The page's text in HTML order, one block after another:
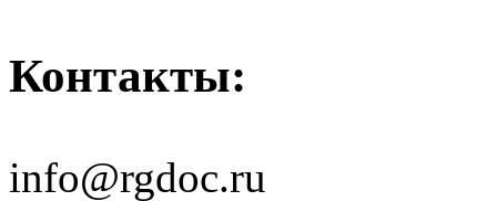
Контакты:
info@rgdoc.ru